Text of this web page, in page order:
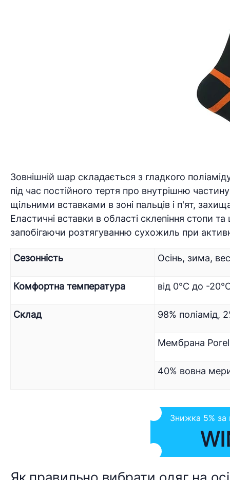
Зовнішній шар складається з гладкого
під час постійного тертя про внутрішню
щільними вставками в зоні пальців і п'ят,
Еластичні вставки в області склепіння стопи
запобігаючи розтягуванню сухожиль при
Сезонність Осінь, зима,
Комфортна температура від 0°C до -
Cклад 98% поліамід,
Мембрана
40% вовна
Знижка 5%